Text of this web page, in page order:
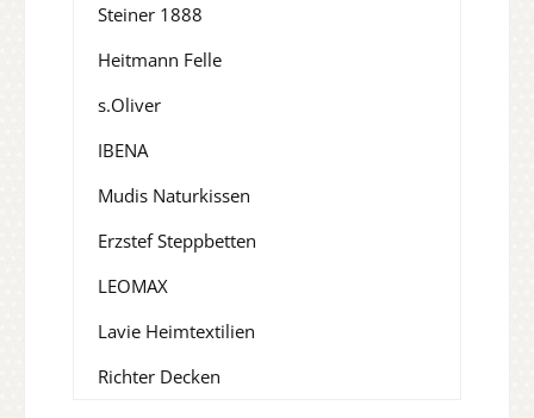
Steiner 1888
Heitmann Felle
s.Oliver
IBENA
Mudis Naturkissen
Erzstef Steppbetten
LEOMAX
Lavie Heimtextilien
Richter Decken